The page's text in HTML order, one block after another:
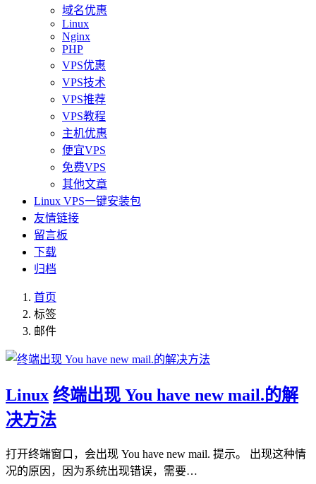
域名优惠
Linux
Nginx
PHP
VPS优惠
VPS技术
VPS推荐
VPS教程
主机优惠
便宜VPS
免费VPS
其他文章
Linux VPS一键安装包
友情链接
留言板
下载
归档
首页
标签
邮件
Linux 终端出现 You have new mail.的解
决方法
打开终端窗口，会出现 You have new mail. 提示。 出现这种情
况的原因，因为系统出现错误，需要…